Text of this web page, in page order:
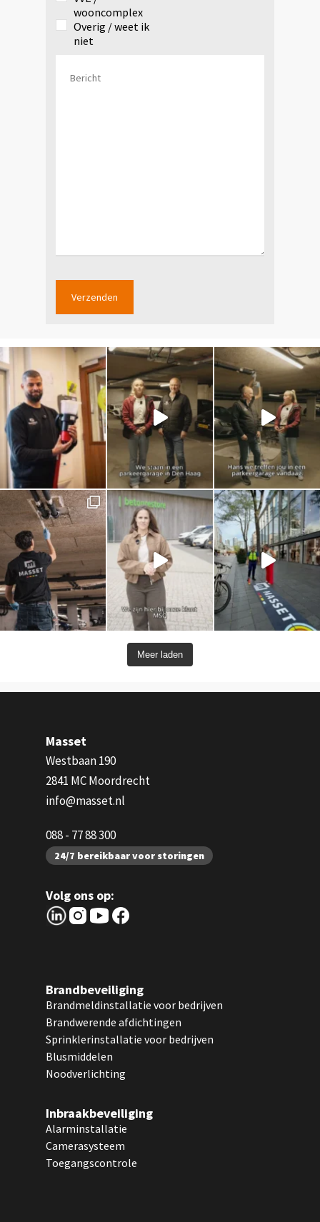
wooncomplex
Overig / weet ik
niet
Meer laden
Masset
Westbaan 190
2841 MC Moordrecht
info@masset.nl
088 - 77 88 300
24/7 bereikbaar voor storingen
Volg ons op:
Brandbeveiliging
Brandmeldinstallatie voor bedrijven
Brandwerende afdichtingen
Sprinklerinstallatie voor bedrijven
Blusmiddelen
Noodverlichting
Inbraakbeveiliging
Alarminstallatie
Camerasysteem
Toegangscontrole